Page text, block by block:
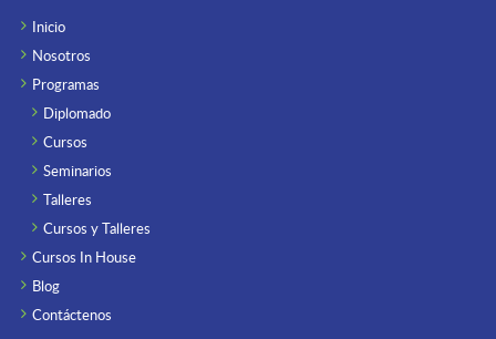
Inicio
Nosotros
Programas
Diplomado
Cursos
Seminarios
Talleres
Cursos y Talleres
Cursos In House
Blog
Contáctenos